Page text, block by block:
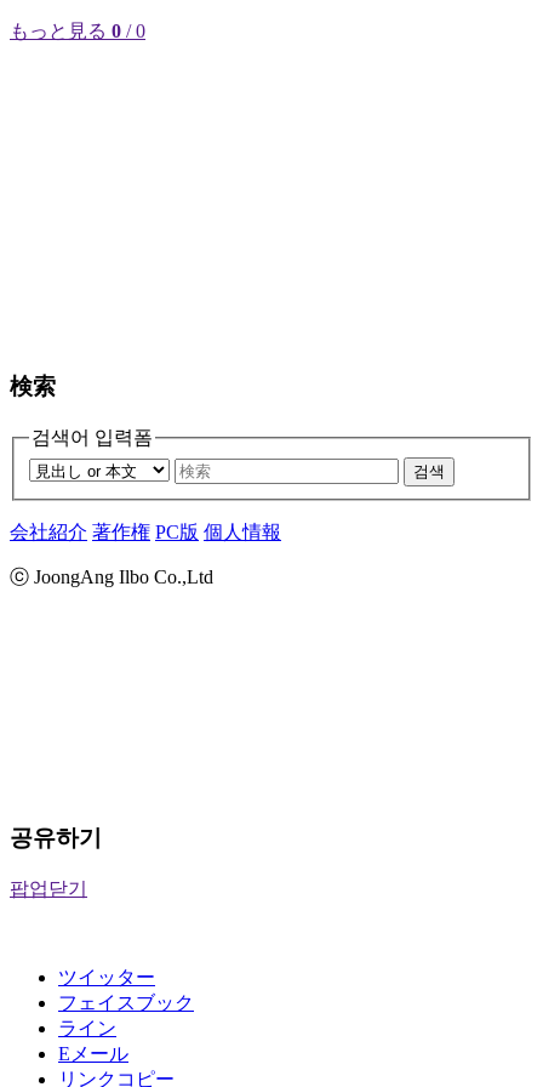
もっと見る 0 / 0
検索
검색어 입력폼
검색
会社紹介 著作権 PC版 個人情報
ⓒ JoongAng Ilbo Co.,Ltd
공유하기
팝업닫기
ツイッター
フェイスブック
ライン
Eメール
リンクコピー